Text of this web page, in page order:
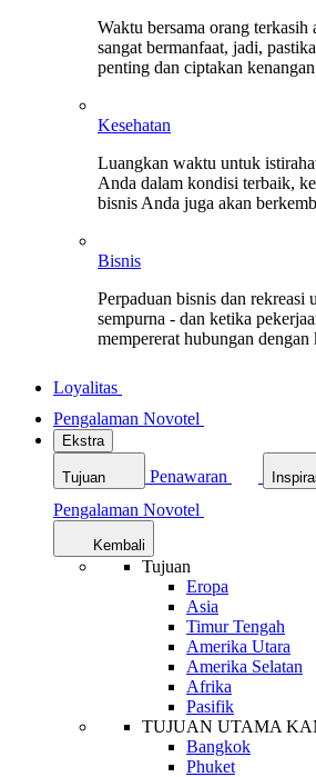
Waktu bersama orang
sangat bermanfaat, jadi,
penting dan ciptakan
Kesehatan
Luangkan waktu untuk
Anda dalam kondisi terbaik,
bisnis Anda juga akan
Bisnis
Perpaduan bisnis dan rekreasi
sempurna - dan ketika
mempererat hubungan dengan
Loyalitas
Pengalaman Novotel
Ekstra
Tujuan Penawaran
Pengalaman Novotel
Kembali
Tujuan
Eropa
Asia
Timur Tengah
Amerika Utara
Amerika Selatan
Afrika
Pasifik
TUJUAN UTAMA
Bangkok
Phuket